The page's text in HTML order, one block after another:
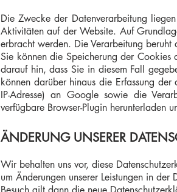
Die Zwecke der Datenverarbeitung
Aktivitäten auf der Website. Auf
erbracht werden. Die Verarbeitung beruht
Sie können die Speicherung der Cookies
darauf hin, dass Sie in diesem Fall
können darüber hinaus die Erfassung
IP-Adresse) an Google sowie die
verfügbare Browser-Plugin herunterladen
ÄNDERUNG UNSERER
Wir behalten uns vor, diese
um Änderungen unserer Leistungen in